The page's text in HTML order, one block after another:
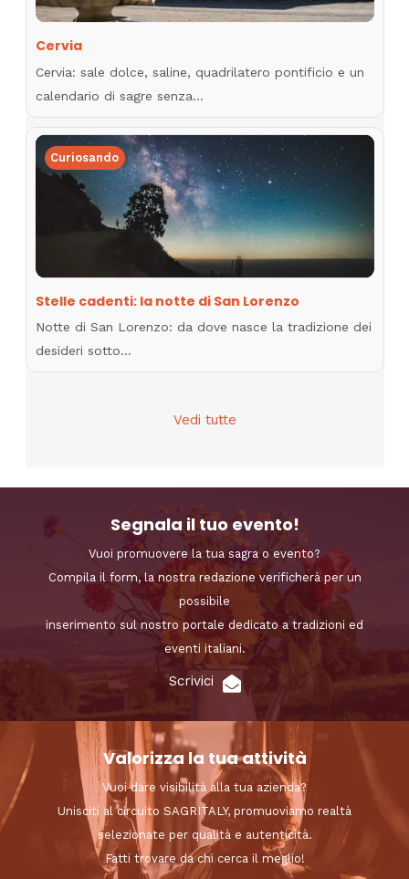
Cervia
Cervia: sale dolce, saline, quadrilatero pontificio e un
calendario di sagre senza…
Curiosando
Stelle cadenti: la notte di San Lorenzo
Notte di San Lorenzo: da dove nasce la tradizione dei
desideri sotto…
Vedi tutte
Segnala il tuo evento!
Vuoi promuovere la tua sagra o evento?
Compila il form, la nostra redazione verificherà per un
possibile
inserimento sul nostro portale dedicato a tradizioni ed
eventi italiani.
Scrivici
Valorizza la tua attività
Vuoi dare visibilità alla tua azienda?
Unisciti al circuito SAGRITALY, promuoviamo realtà
selezionate per qualità e autenticità.
Fatti trovare da chi cerca il meglio!